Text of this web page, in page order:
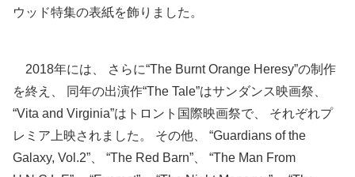
ウッド特集の表紙を飾りました。
2018年には、 さらに“The Burnt Orange Heresy”の制作
を終え、 同年の出演作“The Tale”はサンダンス映画祭、
“Vita and Virginia”はトロント国際映画祭で、 それぞれプ
レミア上映されました。 その他、 “Guardians of the
Galaxy, Vol.2”、 “The Red Barn”、 “The Man From